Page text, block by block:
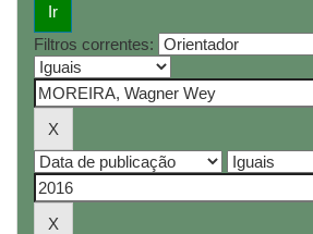
Filtros correntes: